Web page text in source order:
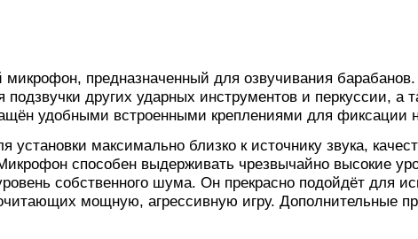
предназначенный для озвучивания
других ударных инструментов и перкуссии, а
удобными встроенными креплениями для фиксации
установки максимально близко к источнику звука,
способен выдерживать чрезвычайно высокие
собственного шума. Он прекрасно подойдёт для
мощную, агрессивную игру. Дополнительные